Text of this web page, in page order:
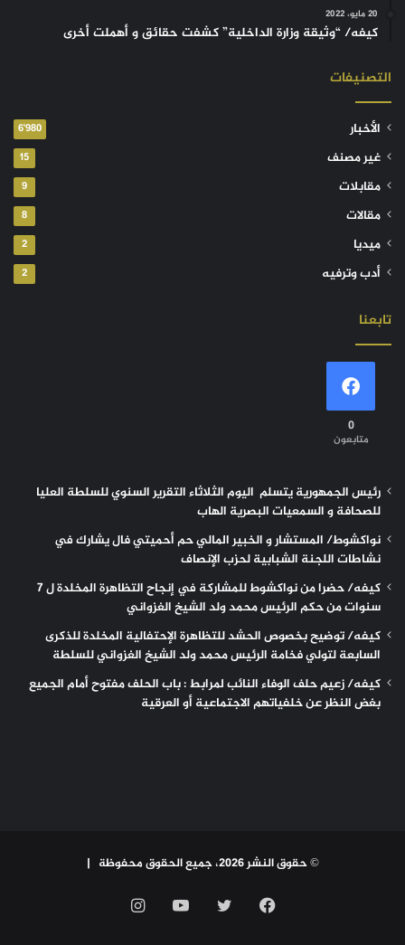
20 مايو، 2022
كيفه/ “وثيقة وزارة الداخلية” كشفت حقائق و أهملت أخرى
التصنيفات
الأخبار 6٬980
غير مصنف 15
مقابلات 9
مقالات 8
ميديا 2
أدب وترفيه 2
تابعنا
0
متابعون
رئيس الجمهورية يتسلم اليوم الثلاثاء التقرير السنوي للسلطة العليا
للصحافة و السمعيات البصرية الهاب
نواكشوط/ المستشار و الخبير المالي حم أحميتي فال يشارك في
نشاطات اللجنة الشبابية لحزب الإنصاف
كيفه/ حضرا من نواكشوط للمشاركة في إنجاح التظاهرة المخلدة ل 7
سنوات من حكم الرئيس محمد ولد الشيخ الغزواني
كيفه/ توضيح بخصوص الحشد للتظاهرة الإحتفالية المخلدة للذكرى
السابعة لتولي فخامة الرئيس محمد ولد الشيخ الغزواني للسلطة
كيفه/ زعيم حلف الوفاء النائب لمرابط : باب الحلف مفتوح أمام الجميع
بغض النظر عن خلفياتهم الاجتماعية أو العرقية
© حقوق النشر 2026، جميع الحقوق محفوظة |
فيسبوك تويتر يوتيوب